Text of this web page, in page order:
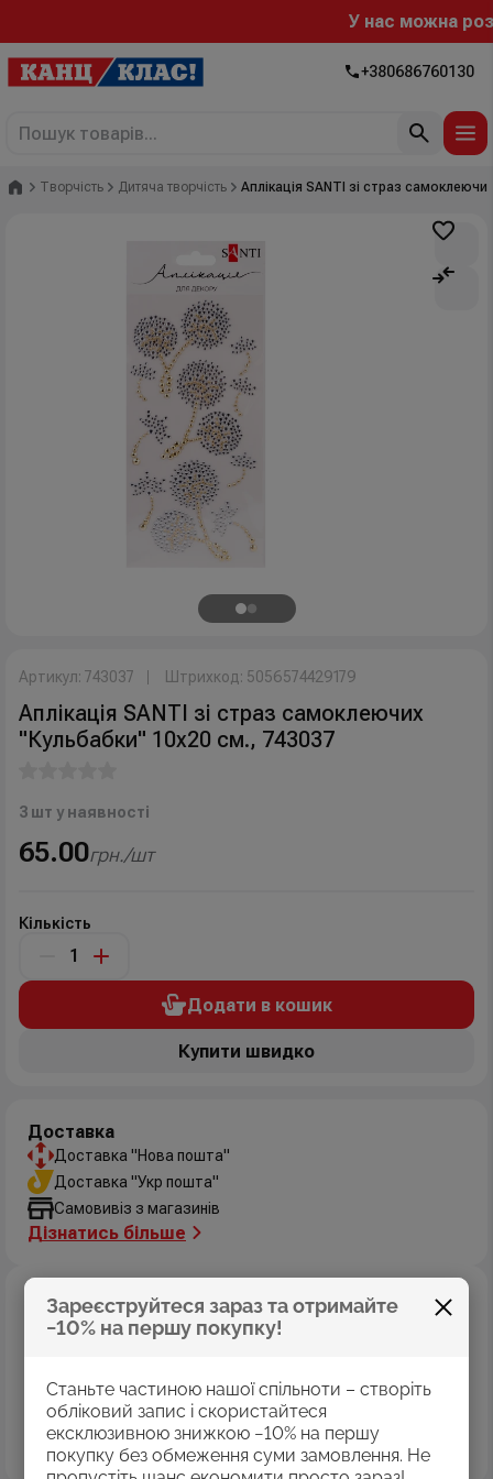
У нас можна
+380686760130
Зареєструйтеся зараз та отримайте
−10% на першу покупку!
Станьте частиною нашої спільноти – створіть
обліковий запис і скористайтеся
ексклюзивною знижкою −10% на першу
покупку без обмеження суми замовлення. Не
Головна
Творчість Дитяча творчість Аплікація SANTI зі страз
Артикул: 743037 Штрихкод: 5056574429179
Аплікація SANTI зі страз самоклеючих
"Кульбабки" 10х20 см., 743037
3 шт у наявності
65.00грн./шт
Кількість
Додати в кошик
Купити швидко
Доставка
Доставка "Нова пошта"
Доставка "Укр пошта"
Самовивіз з магазинів
Дізнатись більше
Оплата
Оплата картками Visa
Накладений платіж
Безготівковий розрахунок
Дізнатись більше